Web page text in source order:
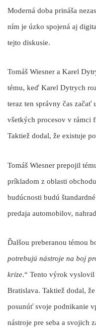
Moderná doba prináša
ním je úzko spojená aj
tejto diskusie.
Tomáš Wiesner a Karel
tému, keď Karel Dytrych
teraz ten správny čas
všetkých procesov v rámci
Taktiež dodal, že existuje
Tomáš Wiesner prepojil
príkladom z oblasti
budúcnosti budú
predaja automobilov,
Ďalšou preberanou témou
potrebujú nástroje na boj
kríze.“ Tento výrok vyslovil
Bratislava. Taktiež dodal,
posunúť svoje podnikanie
nástroje pre seba a svojich